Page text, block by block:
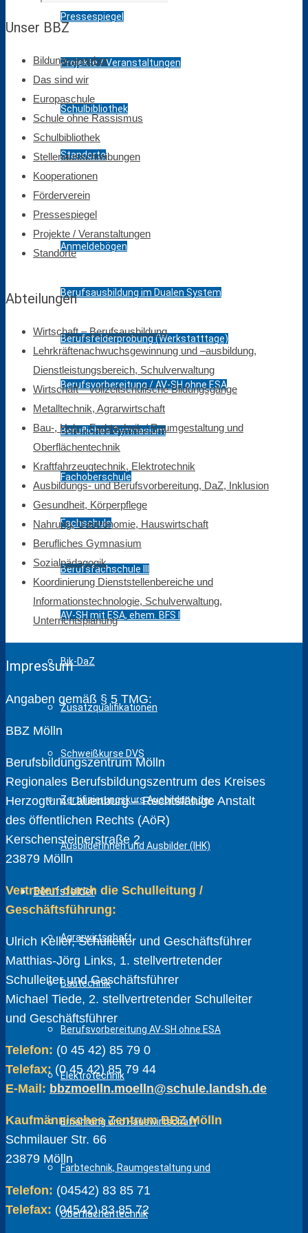
Pressespiegel
Projekte / Veranstaltungen
Schulbibliothek
Standorte
Bildungsangebot
Anmeldebögen
Berufsausbildung im Dualen System
Berufsfelderprobung (Werkstatttage)
Berufsvorbereitung / AV-SH ohne ESA
Berufliches Gymnasium
Fachoberschule
Fachschule
Berufsfachschule III
AV-SH mit ESA, ehem. BFS I
Bik-DaZ
Zusatzqualifikationen
Schweißkurse DVS
Zertifizierungskurs Ausbildung der
Ausbilderinnen und Ausbilder (IHK)
Berufsfelder
Agrarwirtschaft
Bautechnik
Berufsvorbereitung AV-SH ohne ESA
Elektrotechnik
Ernährung und Hauswirtschaft
Farbtechnik, Raumgestaltung und
Oberflächentechnik
Unser BBZ
Bildungsangebot
Das sind wir
Europaschule
Schule ohne Rassismus
Schulbibliothek
Stellenausschreibungen
Kooperationen
Förderverein
Pressespiegel
Projekte / Veranstaltungen
Standorte
Abteilungen
Wirtschaft – Berufsausbildung
Lehrkräftenachwuchsgewinnung und –ausbildung,
Dienstleistungsbereich, Schulverwaltung
Wirtschaft – vollzeitschulische Bildungsgänge
Metalltechnik, Agrarwirtschaft
Bau-, Holz-, Farbtechnik / Raumgestaltung und
Oberflächentechnik
Kraftfahrzeugtechnik, Elektrotechnik
Ausbildungs- und Berufsvorbereitung, DaZ, Inklusion
Gesundheit, Körperpflege
Nahrung, Gastronomie, Hauswirtschaft
Berufliches Gymnasium
Sozialpädagogik
Koordinierung Dienststellenbereiche und
Informationstechnologie, Schulverwaltung,
Unterrichtsplanung
Impressum
Angaben gemäß § 5 TMG:
BBZ Mölln
Berufsbildungszentrum Mölln
Regionales Berufsbildungszentrum des Kreises
Herzogtum Lauenburg – Rechtsfähige Anstalt
des öffentlichen Rechts (AöR)
Kerschensteinerstraße 2
23879 Mölln
Vertreten durch die Schulleitung /
Geschäftsführung:
Ulrich Keller, Schulleiter und Geschäftsführer
Matthias-Jörg Links, 1. stellvertretender
Schulleiter und Geschäftsführer
Michael Tiede, 2. stellvertretender Schulleiter
und Geschäftsführer
Telefon: (0 45 42) 85 79 0
Telefax: (0 45 42) 85 79 44
E-Mail: bbzmoelln.moelln@schule.landsh.de
Kaufmännisches Zentrum BBZ Mölln
Schmilauer Str. 66
23879 Mölln
Telefon: (04542) 83 85 71
Telefax: (04542) 83 85 72